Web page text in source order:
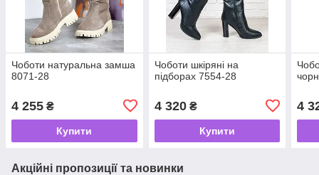
Чоботи натуральна замша
8071-28
4 255 ₴
Купити
Чоботи шкіряні на
підборах 7554-28
4 320₴
Купити
4
Акційні пропозиції та новинки